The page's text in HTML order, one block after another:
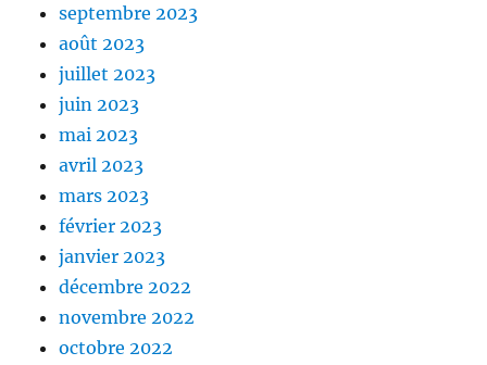
septembre 2023
août 2023
juillet 2023
juin 2023
mai 2023
avril 2023
mars 2023
février 2023
janvier 2023
décembre 2022
novembre 2022
octobre 2022